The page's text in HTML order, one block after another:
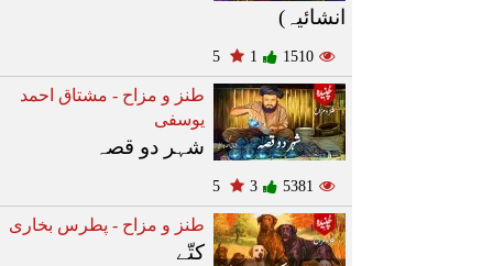
انشائیہ)
1510
1
5
طنز و مزاح - مشتاق احمد
یوسفی
شہر دو قصہ
5381
3
5
طنز و مزاح - پطرس بخاری
کتّے